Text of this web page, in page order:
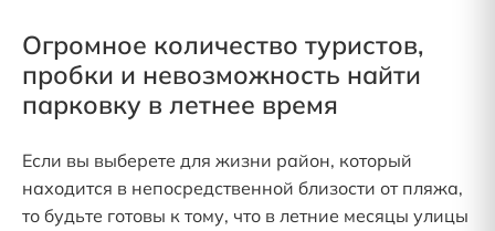
Огромное количество туристов,
пробки и невозможность найти
парковку в летнее время
Если вы выберете для жизни район, который
находится в непосредственной близости от пляжа,
то будьте готовы к тому, что в летние месяцы улицы